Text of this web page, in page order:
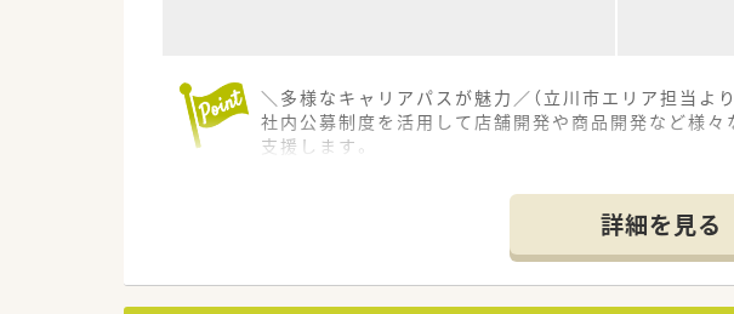
＼多様なキャリアパスが魅力／（立川市エリア担当より
社内公募制度を活用して店舗開発や商品開発など様
支援します。
■最寄り駅である立川駅から徒歩1分の好立地に位置
■特定の医療機関に限定しない面対応を行っており、
■体制面では薬剤師が8名在籍しており、スタッフ同
詳細を見る